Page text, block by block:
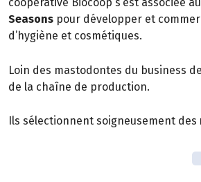
Seasons pour développer et
d’hygiène et cosmétiques.
Loin des mastodontes du business
de la chaîne de production.
Ils sélectionnent soigneusement des